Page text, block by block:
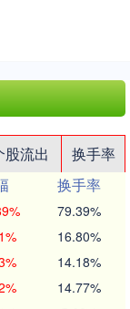
股流出
换手率
换手率
79.39%
16.80%
14.18%
14.77%